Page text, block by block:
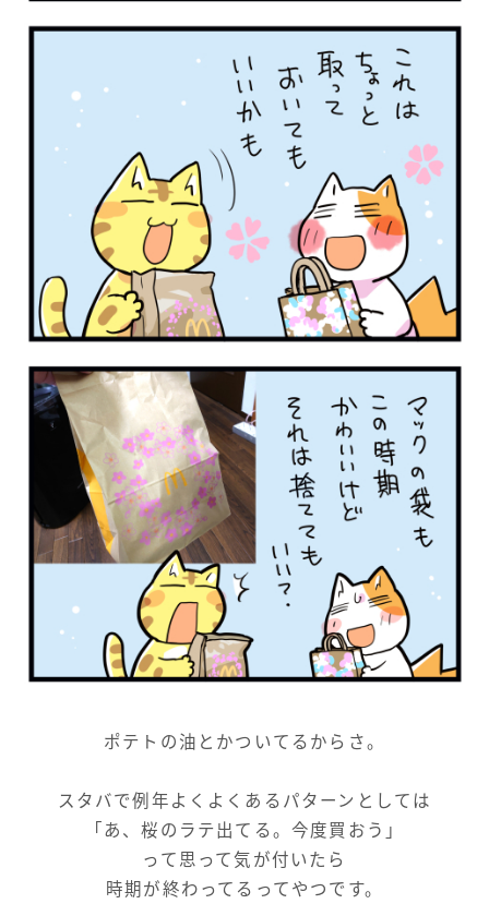
ポテトの油とかついてるからさ。
スタバで例年よくよくあるパターンとしては
「あ、桜のラテ出てる。今度買おう」
って思って気が付いたら
時期が終わってるってやつです。